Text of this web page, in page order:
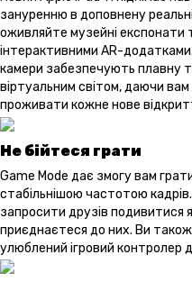
зануренню в доповнену
оживляйте музейні експонати
інтерактивними AR-
камери забезпечують плавну
віртуальним світом, даючи
проживати кожне нове
Не бійтеся грати
Game Mode дає змогу вам грати
стабільнішою частотою
запросити друзів подивитися
приєднаєтеся до них. Ви
улюблений ігровий контролер